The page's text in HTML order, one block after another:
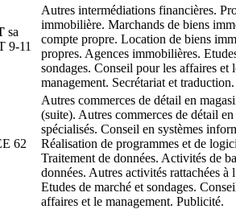
sa
9-11
Autres intermédiations financières.
immobilière. Marchands de biens
compte propre. Location de biens
propres. Agences immobilières.
sondages. Conseil pour les affaires et
management. Secrétariat et traduction.
62
Autres commerces de détail en
(suite). Autres commerces de détail en
spécialisés. Conseil en systèmes
Réalisation de programmes et de
Traitement de données. Activités de
données. Autres activités rattachées à
Etudes de marché et sondages.
affaires et le management. Publicité.